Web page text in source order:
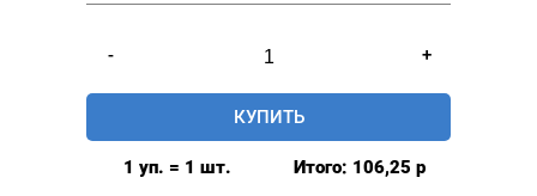
-
товара
Бусинки
для
+
КУПИТЬ
1 уп. = 1 шт. Итого: 106,25 р